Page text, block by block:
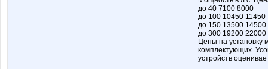
до 40 7100 8000
до 100 10450 11450
до 150 13500 14500
до 300 19200 22000
Цены на установку
комплектующих.
устройств